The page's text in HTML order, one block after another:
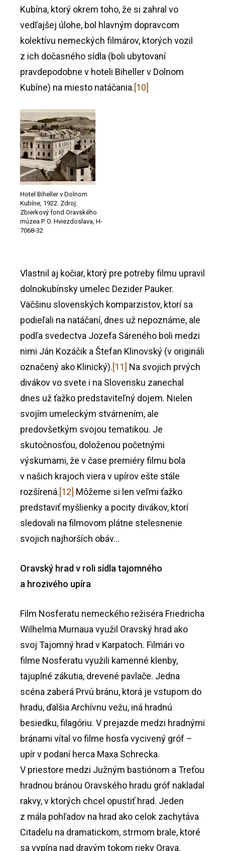
Kubína, ktorý okrem toho, že si zahral vo
vedľajšej úlohe, bol hlavným dopravcom
kolektívu nemeckých filmárov, ktorých vozil
z ich dočasného sídla (boli ubytovaní
pravdepodobne v hoteli Biheller v Dolnom
Kubíne) na miesto natáčania.[10]
Hotel Biheller v Dolnom
Kubíne, 1922. Zdroj:
Zbierkový fond Oravského
múzea P. O. Hviezdoslava, H-
7068-32
Vlastnil aj kočiar, ktorý pre potreby filmu upravil
dolnokubínsky umelec Dezider Pauker.
Väčšinu slovenských komparzistov, ktorí sa
podieľali na natáčaní, dnes už nepoznáme, ale
podľa svedectva Jozefa Sáreného boli medzi
nimi Ján Kozáčik a Štefan Klinovský (v origináli
označený ako Klinický).[11] Na svojich prvých
divákov vo svete i na Slovensku zanechal
dnes už ťažko predstaviteľný dojem. Nielen
svojím umeleckým stvárnením, ale
predovšetkým svojou tematikou. Je
skutočnosťou, doloženou početnými
výskumami, že v čase premiéry filmu bola
v našich krajoch viera v upírov ešte stále
rozšírená.[12] Môžeme si len veľmi ťažko
predstaviť myšlienky a pocity divákov, ktorí
sledovali na filmovom plátne stelesnenie
svojich najhorších obáv…
Oravský hrad v roli sídla tajomného
a hrozivého upíra
Film Nosferatu nemeckého režiséra Friedricha
Wilhelma Murnaua využil Oravský hrad ako
svoj Tajomný hrad v Karpatoch. Filmári vo
filme Nosferatu využili kamenné klenby,
tajuplné zákutia, drevené pavlače. Jedna
scéna zaberá Prvú bránu, ktorá je vstupom do
hradu, ďalšia Archívnu vežu, iná hradnú
besiedku, filagóriu. V prejazde medzi hradnými
bránami vítal vo filme hosťa vycivený gróf –
upír v podaní herca Maxa Schrecka.
V priestore medzi Južným bastiónom a Treťou
hradnou bránou Oravského hradu gróf nakladal
rakvy, v ktorých chcel opustiť hrad. Jeden
z mála pohľadov na hrad ako celok zachytáva
Citadelu na dramatickom, strmom brale, ktoré
sa vypína nad dravým tokom rieky Orava.